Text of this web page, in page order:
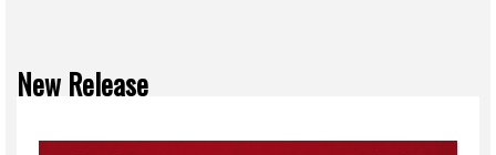
New Release